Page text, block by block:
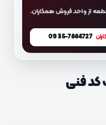
از واحد فروش همکاران.
0935-7884727
کد فنی